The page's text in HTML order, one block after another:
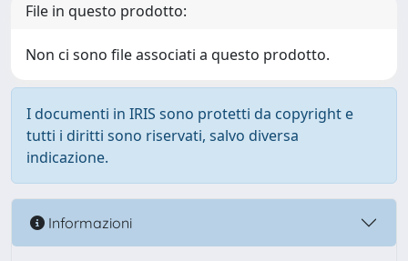
File in questo prodotto:
Non ci sono file associati a questo prodotto.
I documenti in IRIS sono protetti da copyright e
tutti i diritti sono riservati, salvo diversa
indicazione.
Informazioni